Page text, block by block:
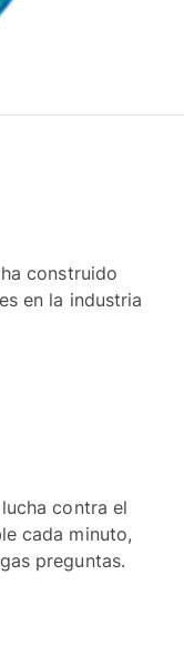
construido
en la industria
contra el
cada minuto,
preguntas.